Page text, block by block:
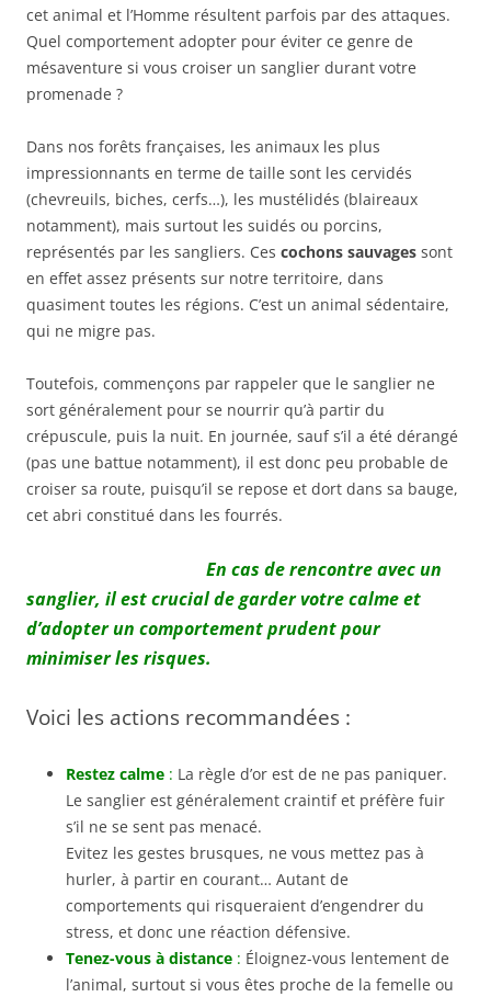
cet animal et l’Homme résultent parfois par des attaques.
Quel comportement adopter pour éviter ce genre de
mésaventure si vous croiser un sanglier durant votre
promenade ?
Dans nos forêts françaises, les animaux les plus
impressionnants en terme de taille sont les cervidés
(chevreuils, biches, cerfs…), les mustélidés (blaireaux
notamment), mais surtout les suidés ou porcins,
représentés par les sangliers. Ces cochons sauvages sont
en effet assez présents sur notre territoire, dans
quasiment toutes les régions. C’est un animal sédentaire,
qui ne migre pas.
Toutefois, commençons par rappeler que le sanglier ne
sort généralement pour se nourrir qu’à partir du
crépuscule, puis la nuit. En journée, sauf s’il a été dérangé
(pas une battue notamment), il est donc peu probable de
croiser sa route, puisqu’il se repose et dort dans sa bauge,
cet abri constitué dans les fourrés.
En cas de rencontre avec un
sanglier, il est crucial de garder votre calme et
d’adopter un comportement prudent pour
minimiser les risques.
Voici les actions recommandées :
Restez calme : La règle d’or est de ne pas paniquer.
Le sanglier est généralement craintif et préfère fuir
s’il ne se sent pas menacé.
Evitez les gestes brusques, ne vous mettez pas à
hurler, à partir en courant… Autant de
comportements qui risqueraient d’engendrer du
stress, et donc une réaction défensive.
Tenez-vous à distance : Éloignez-vous lentement de
l’animal, surtout si vous êtes proche de la femelle ou